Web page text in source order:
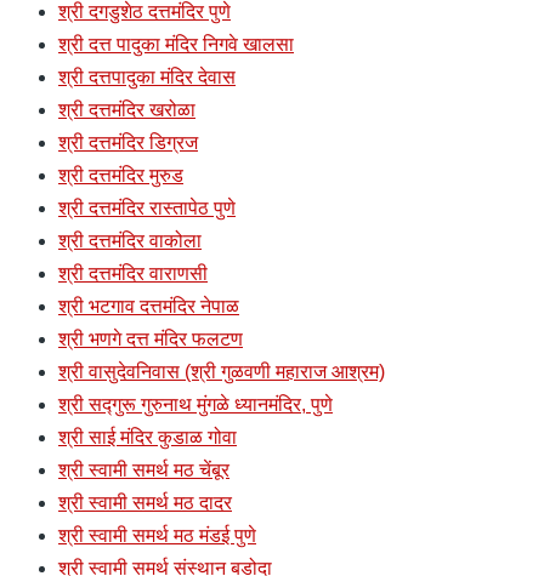
श्री दगडुशेठ दत्तमंदिर पुणे
श्री दत्त पादुका मंदिर निगवे खालसा
श्री दत्तपादुका मंदिर देवास
श्री दत्तमंदिर खरोळा
श्री दत्तमंदिर डिग्रज
श्री दत्तमंदिर मुरुड
श्री दत्तमंदिर रास्तापेठ पुणे
श्री दत्तमंदिर वाकोला
श्री दत्तमंदिर वाराणसी
श्री भटगाव दत्तमंदिर नेपाळ
श्री भणगे दत्त मंदिर फलटण
श्री वासुदेवनिवास (श्री गुळवणी महाराज आश्रम)
श्री सद्गुरू गुरुनाथ मुंगळे ध्यानमंदिर, पुणे
श्री साई मंदिर कुडाळ गोवा
श्री स्वामी समर्थ मठ चेंबूर
श्री स्वामी समर्थ मठ दादर
श्री स्वामी समर्थ मठ मंडई पुणे
श्री स्वामी समर्थ संस्थान बडोदा